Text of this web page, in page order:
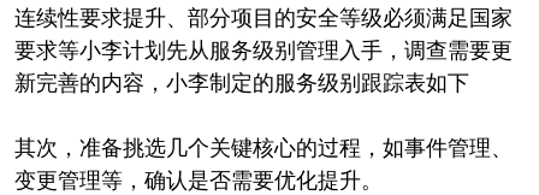
连续性要求提升、部分项目的安全等级必须满足国家
要求等小李计划先从服务级别管理入手，调查需要更
新完善的内容，小李制定的服务级别跟踪表如下
其次，准备挑选几个关键核心的过程，如事件管理、
变更管理等，确认是否需要优化提升。